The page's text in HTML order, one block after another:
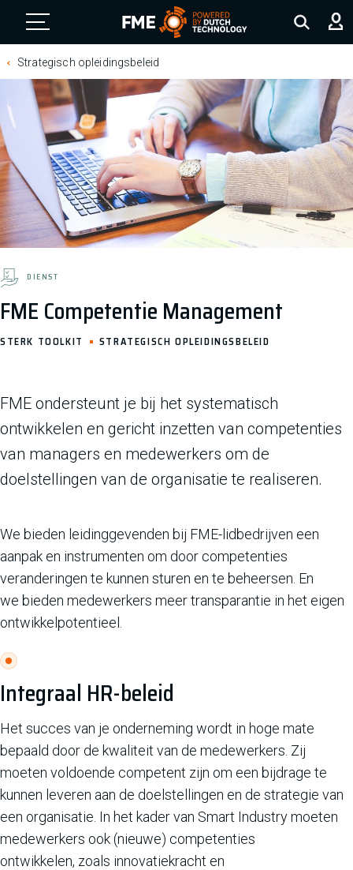
FME Logo, to the homepage
Strategisch opleidingsbeleid
FME Competentie Management
DIENST
STERK TOOLKIT STRATEGISCH OPLEIDINGSBELEID
FME ondersteunt je bij het systematisch
ontwikkelen en gericht inzetten van competenties
van managers en medewerkers om de
doelstellingen van de organisatie te realiseren.
We bieden leidinggevenden bij FME-lidbedrijven een
aanpak en instrumenten om door competenties
veranderingen te kunnen sturen en te beheersen. En
we bieden medewerkers meer transparantie in het eigen
ontwikkelpotentieel.
Integraal HR-beleid
Het succes van je onderneming wordt in hoge mate
bepaald door de kwaliteit van de medewerkers. Zij
moeten voldoende competent zijn om een bijdrage te
kunnen leveren aan de doelstellingen en de strategie van
een organisatie. In het kader van Smart Industry moeten
medewerkers ook (nieuwe) competenties
ontwikkelen, zoals innovatiekracht en